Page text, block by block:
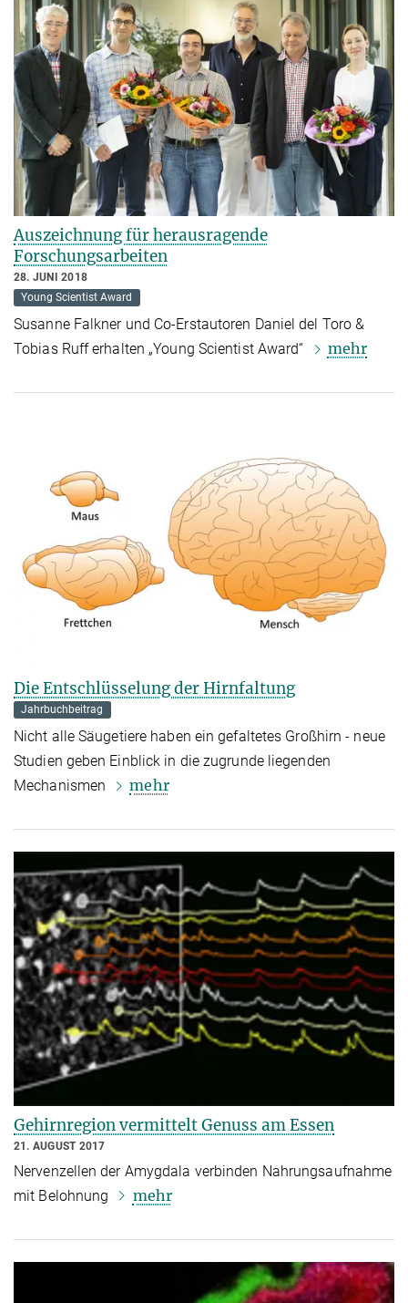
Auszeichnung für herausragende
Forschungsarbeiten
28. JUNI 2018
Young Scientist Award
Susanne Falkner und Co-Erstautoren Daniel del Toro &
Tobias Ruff erhalten „Young Scientist Award“
mehr
Die Entschlüsselung der Hirnfaltung
Jahrbuchbeitrag
Nicht alle Säugetiere haben ein gefaltetes Großhirn - neue
Studien geben Einblick in die zugrunde liegenden
Mechanismen
mehr
Gehirnregion vermittelt Genuss am Essen
21. AUGUST 2017
Nervenzellen der Amygdala verbinden Nahrungsaufnahme
mit Belohnung
mehr